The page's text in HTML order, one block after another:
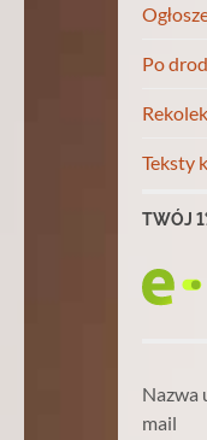
Po
Teksty
TWÓJ
Nazwa
mail